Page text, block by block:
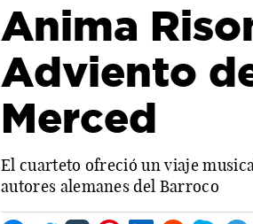
Anima
Adviento
Merced
El cuarteto ofreció un viaje
autores alemanes del Barroco